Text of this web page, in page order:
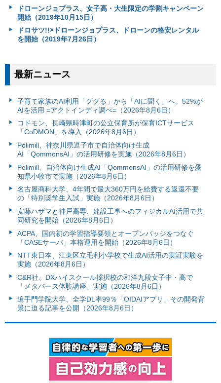
ドローンジョプラス、女子高・大生限定の学割キャンペーン
開始（2019年10月15日）
ドロサツ!!×ドローンジョプラス、ドローンの格安レンタル
を開始（2019年7月26日）
最新ニュース
子育て家族のAI利用「ググる」から「AIに聞く」へ。52%が
AIを活用 =アクトインディ調べ=（2026年8月6日）
コドモン、長崎県時津町の公立保育所が保育ICTサービス
「CoDMON」を導入（2026年8月6日）
Polimill、神奈川県逗子市で自治体向け生成
AI「QommonsAI」の活用研修を実施（2026年8月6日）
Polimill、自治体向け生成AI「QommonsAI」の活用研修を愛
知県小牧市で実施（2026年8月6日）
名古屋商科大学、4年間で最大360万円を給費する返還不要
の「特別奨学生入試」実施（2026年8月6日）
安藤ハザマと神戸高専、建設工事へのフィジカルAI活用で共
同研究を開始（2026年8月6日）
ACPA、国内初の学習指導要領とオープンバッジをつなぐ
「CASEサーバ」本格運用を開始（2026年8月6日）
NTT東日本、江東区立毛利小学校で生成AI活用の実証実験を
実施（2026年8月6日）
C&R社、DXハイスクール採択校の和洋九段女子中・高で
「メタバース体験講座」実施（2026年8月6日）
追手門学院大学、全学DL率99％「OIDAIアプリ」その開発背
景に迫る記事を公開（2026年8月6日）